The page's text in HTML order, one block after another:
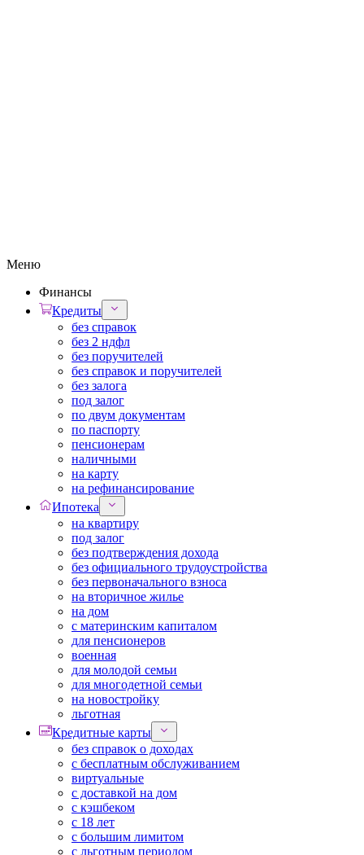
Меню
Финансы
Кредиты
без справок
без 2 ндфл
без поручителей
без справок и поручителей
без залога
под залог
по двум документам
по паспорту
пенсионерам
наличными
на карту
на рефинансирование
Ипотека
на квартиру
под залог
без подтверждения дохода
без официального трудоустройства
без первоначального взноса
на вторичное жилье
на дом
с материнским капиталом
для пенсионеров
военная
для молодой семьи
для многодетной семьи
на новостройку
льготная
Кредитные карты
без справок о доходах
с бесплатным обслуживанием
виртуальные
с доставкой на дом
с кэшбеком
с 18 лет
с большим лимитом
с льготным периодом